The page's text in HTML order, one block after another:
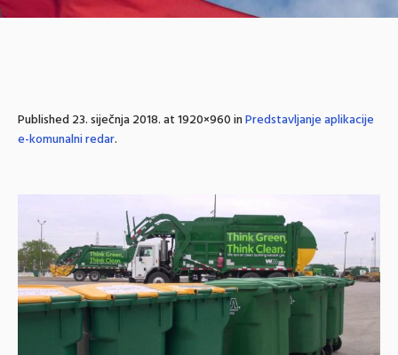
Published23. siječnja 2018.at 1920×960 inPredstavljanje aplikacije
e-komunalni redar.